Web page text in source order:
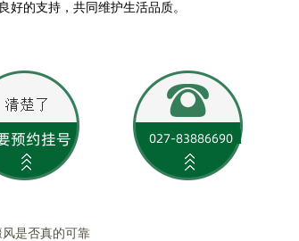
好的支持，共同维护生活品质。
是否真的可靠